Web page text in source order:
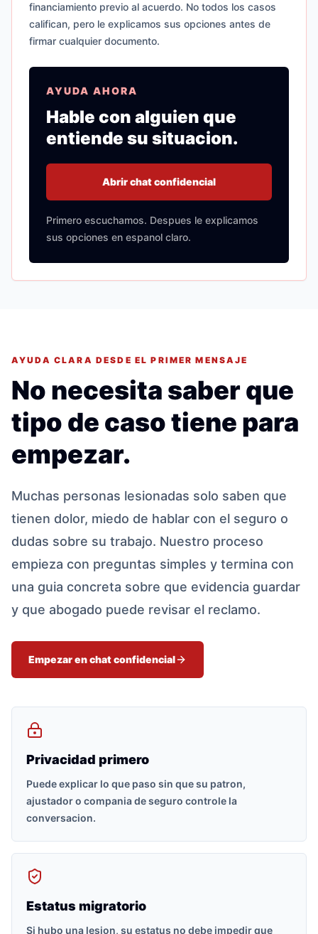
financiamiento previo al acuerdo. No todos los casos
califican, pero le explicamos sus opciones antes de
firmar cualquier documento.
AYUDA AHORA
Hable con alguien que
entiende su situacion.
Abrir chat confidencial
Primero escuchamos. Despues le explicamos
sus opciones en espanol claro.
AYUDA CLARA DESDE EL PRIMER MENSAJE
No necesita saber que
tipo de caso tiene para
empezar.
Muchas personas lesionadas solo saben que
tienen dolor, miedo de hablar con el seguro o
dudas sobre su trabajo. Nuestro proceso
empieza con preguntas simples y termina con
una guia concreta sobre que evidencia guardar
y que abogado puede revisar el reclamo.
Empezar en chat confidencial
Privacidad primero
Puede explicar lo que paso sin que su patron,
ajustador o compania de seguro controle la
conversacion.
Estatus migratorio
Si hubo una lesion, su estatus no debe impedir que